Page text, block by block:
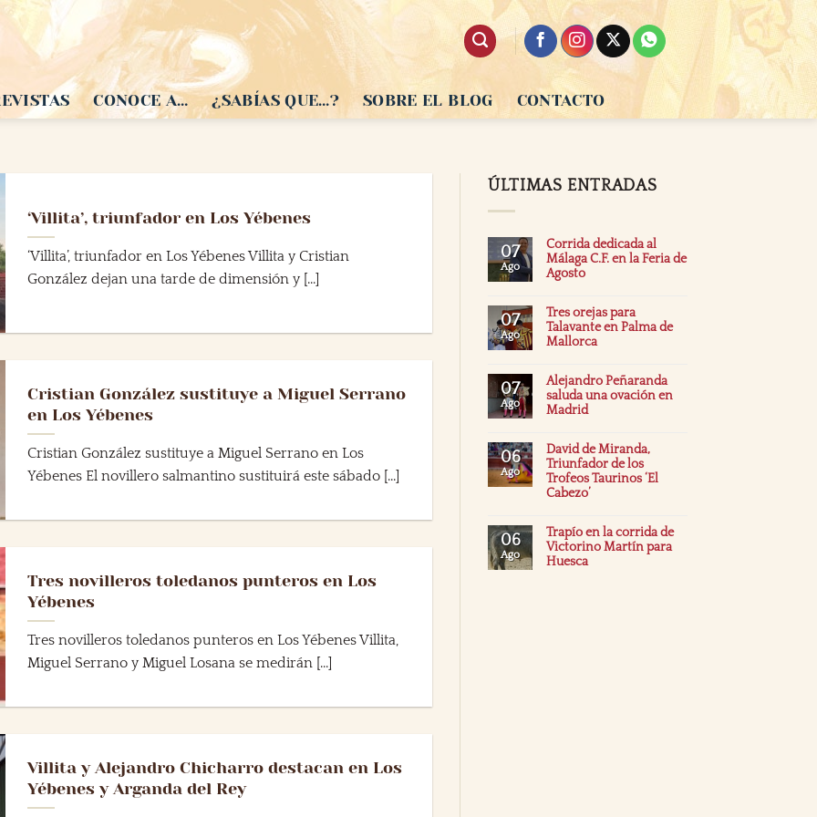
CONOCE A… ¿SABÍAS QUE…? SOBRE EL BLOG CONTACTO
‘Villita’, triunfador en Los Yébenes
‘Villita’, triunfador en Los Yébenes Villita y Cristian
González dejan una tarde de dimensión y [...]
Cristian González sustituye a Miguel Serrano
en Los Yébenes
Cristian González sustituye a Miguel Serrano en Los
Yébenes El novillero salmantino sustituirá este sábado [...]
Tres novilleros toledanos punteros en Los
Yébenes
Tres novilleros toledanos punteros en Los Yébenes Villita,
Miguel Serrano y Miguel Losana se medirán [...]
Villita y Alejandro Chicharro destacan en Los
Yébenes y Arganda del Rey
ÚLTIMAS ENTRADAS
07
Ago
Corrida dedicada al
Málaga C.F. en la Feria de
Agosto
07
Ago
Tres orejas para
Talavante en Palma de
Mallorca
07
Ago
Alejandro Peñaranda
saluda una ovación en
Madrid
06
Ago
David de Miranda,
Triunfador de los
Trofeos Taurinos ‘El
Cabezo’
06
Ago
Trapío en la corrida de
Victorino Martín para
Huesca